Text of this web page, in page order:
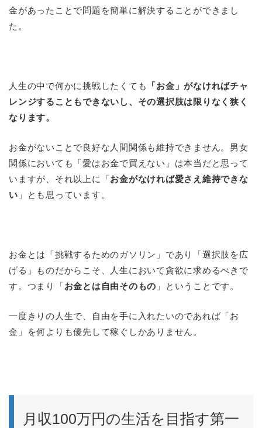
金があったことで問題を簡単に解決することができまし
た。
人生の中で何かに挑戦したくても
「お金」がなければチャ
レンジすることもできないし、その選択肢は限りなく狭く
なります。
お金がないことで良好な人間関係も維持できません。男女
関係においても「愛はお金で買えない」は本当だと思って
いますが、それ以上に「お金がなければ愛さえ維持できな
い 」とも思っています。
お金とは「挑戦するためのガソリン」であり「選択肢を広
げる」ものだからこそ、人生において貪欲に求めるべきで
す。つまり「お金とは自由そのもの 」ということです。
一度きりの人生で、自由を手に入れたいのであれば「お
金」を何よりも優先して稼ぐしかありません。
月収100万円の生活を目指す第一